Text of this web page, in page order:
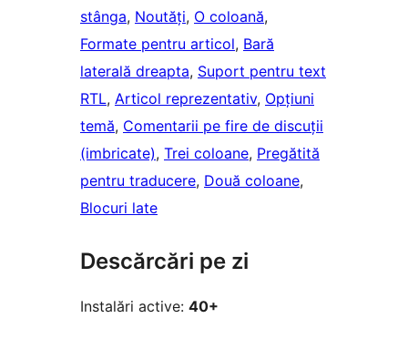
stânga, Noutăți, O coloană
Formate pentru articol, Bară
laterală dreapta, Suport pentru text
RTL, Articol reprezentativ, Opțiuni
temă, Comentarii pe fire de discuții
(imbricate), Trei coloane, Pregătită
pentru traducere, Două coloane
Blocuri late
Descărcări pe zi
Instalări active: 40+